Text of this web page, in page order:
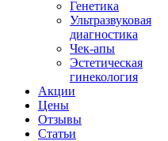
Генетика
Ультразвуковая
диагностика
Чек-апы
Эстетическая
гинекология
Акции
Цены
Отзывы
Статьи